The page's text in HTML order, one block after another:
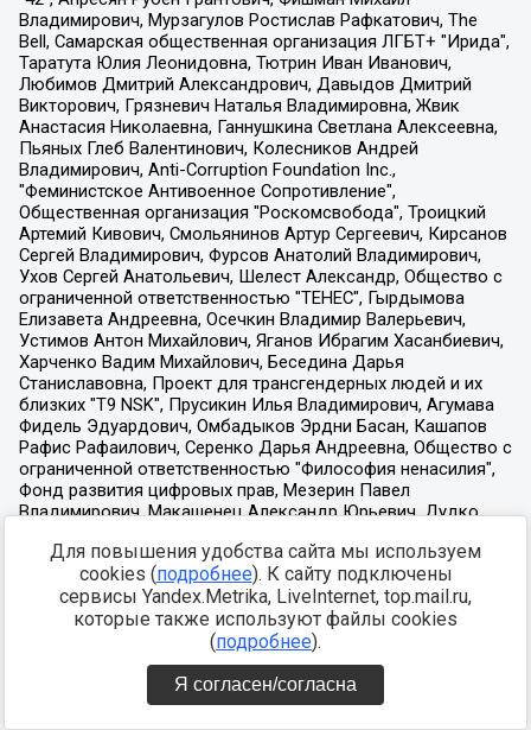
Для повышения удобства сайта мы используем
cookies (подробнее). К сайту подключены
сервисы Yandex.Metrika, LiveInternet, top.mail.ru,
которые также используют файлы cookies
(подробнее).
Я согласен/согласна